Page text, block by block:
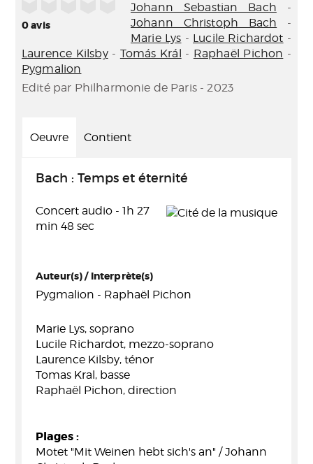
0avis
Johann Sebastian Bach -
Johann Christoph Bach -
Marie Lys - Lucile Richardot -
Laurence Kilsby- Tomás Král - Raphaël Pichon -
Pygmalion
Edité par Philharmonie de Paris - 2023
Oeuvre Contient
Bach : Temps et éternité
Concert audio - 1h 27
min 48 sec
Auteur(s) / Interprète(s)
Pygmalion - Raphaël Pichon
Marie Lys, soprano
Lucile Richardot, mezzo-soprano
Laurence Kilsby, ténor
Tomas Kral, basse
Raphaël Pichon, direction
Plages :
Motet "Mit Weinen hebt sich's an" / Johann